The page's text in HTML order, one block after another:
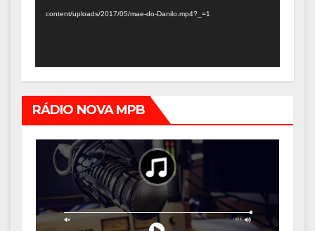
content/uploads/2017/05/mae-do-Danilo.mp4?_=1
RÁDIO NOVA MPB